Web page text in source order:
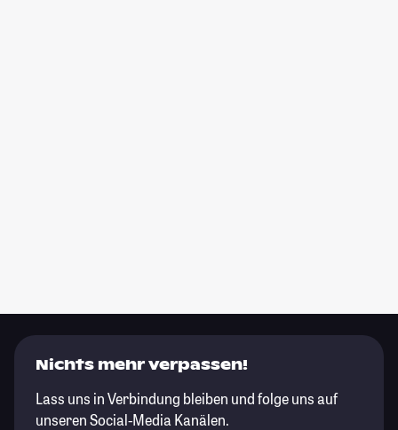
Nichts mehr verpassen!
Lass uns in Verbindung bleiben und folge uns auf
unseren Social-Media Kanälen.